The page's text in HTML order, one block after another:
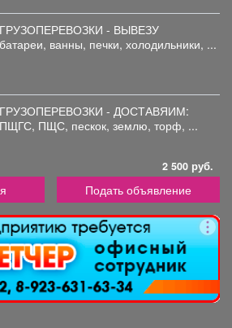
ГРУЗОПЕРЕВОЗКИ - ВЫВЕЗУ
батареи, ванны, печки, холодильники, ...
ГРУЗОПЕРЕВОЗКИ - ДОСТАВЯИМ:
ПЩГС, ПЩС, пескок, землю, торф, ...
2 500 руб.
Подать объявление